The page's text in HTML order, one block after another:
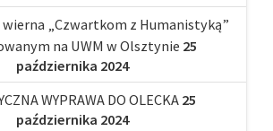
wierna „Czwartkom z Humanistyką”
na UWM w Olsztynie 25
października 2024
WYPRAWA DO OLECKA 25
października 2024